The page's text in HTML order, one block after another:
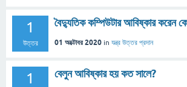
1
উত্তর
বৈদ্যুতিক কম্পিউটার আবিষ্কার করেন
01 অক্টোবর 2020 in যন্ত্র উত্তর প্রদান
1 বেলুন আবিষ্কার হয় কত সালে?